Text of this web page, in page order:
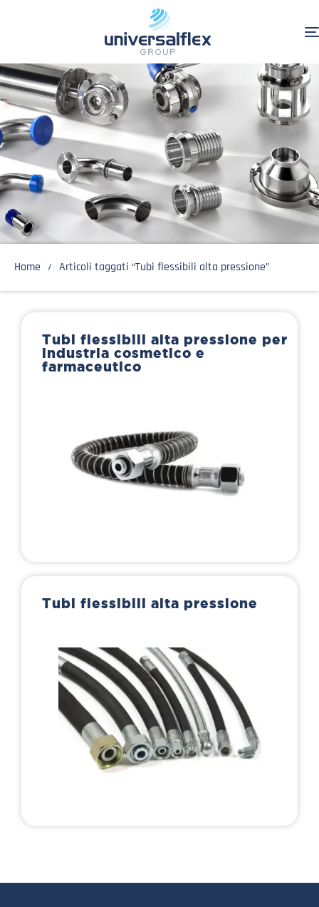
Home Articoli taggati “Tubi flessibili alta pressione”
Tubi flessibili alta pressione per
industria cosmetico e
farmaceutico
Tubi flessibili alta pressione